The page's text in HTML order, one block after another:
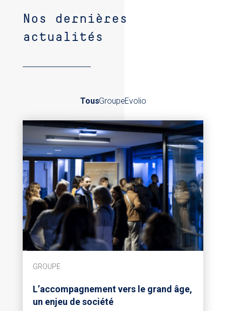
Nos dernières
actualités
TousGroupeEvolio
GROUPE
L’accompagnement vers le grand âge,
un enjeu de société